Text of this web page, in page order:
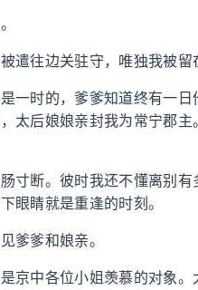
遣往边关驻守，唯独我被留
一时的，爹爹知道终有一
太后娘娘亲封我为常宁郡
寸断。彼时我还不懂离别
眼睛就是重逢的时刻。
爹爹和娘亲。
京中各位小姐羡慕的对象